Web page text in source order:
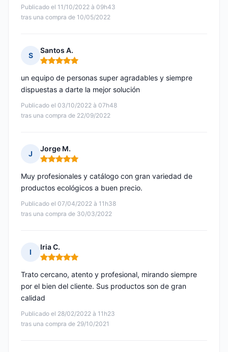
Publicado el 11/10/2022 à 09h43
tras una compra de 10/05/2022
S
Santos A.
Nota: 5 de 5
Publicado el 03/10/2022 à 07h48
tras una compra de 22/09/2022
un equipo de personas super agradables y siempre
dispuestas a darte la mejor solución
J
Jorge M.
Nota: 5 de 5
Publicado el 07/04/2022 à 11h38
tras una compra de 30/03/2022
Muy profesionales y catálogo con gran variedad de
productos ecológicos a buen precio.
I
Iria C.
Nota: 5 de 5
Publicado el 28/02/2022 à 11h23
tras una compra de 29/10/2021
Trato cercano, atento y profesional, mirando siempre
por el bien del cliente. Sus productos son de gran
calidad